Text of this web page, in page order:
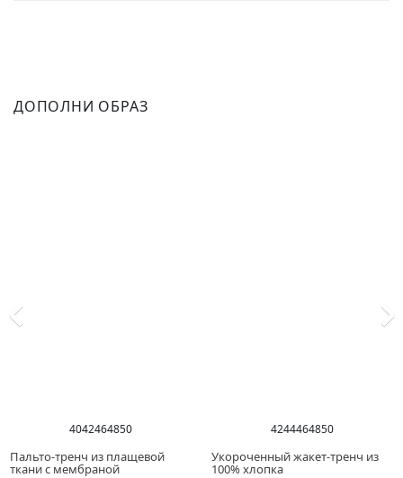
ДОПОЛНИ ОБРАЗ
4042464850
Пальто-тренч из плащевой
ткани с мембраной
4244464850
Укороченный жакет-тренч из
100% хлопка